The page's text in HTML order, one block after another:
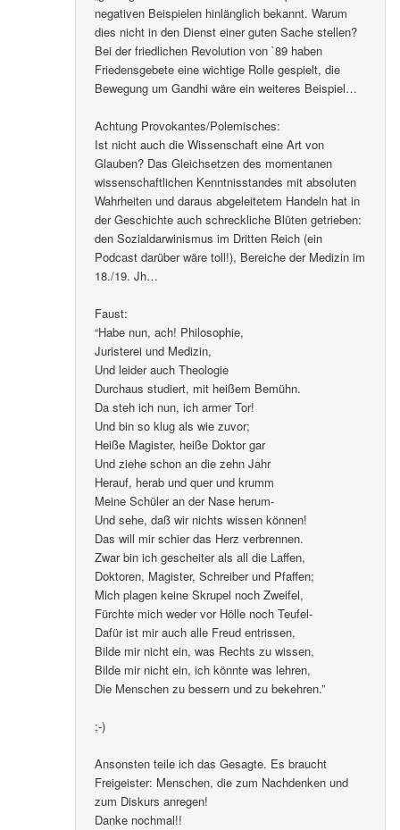
negativen Beispielen hinlänglich bekannt. Warum
dies nicht in den Dienst einer guten Sache stellen?
Bei der friedlichen Revolution von `89 haben
Friedensgebete eine wichtige Rolle gespielt, die
Bewegung um Gandhi wäre ein weiteres Beispiel…
Achtung Provokantes/Polemisches:
Ist nicht auch die Wissenschaft eine Art von
Glauben? Das Gleichsetzen des momentanen
wissenschaftlichen Kenntnisstandes mit absoluten
Wahrheiten und daraus abgeleitetem Handeln hat in
der Geschichte auch schreckliche Blüten getrieben:
den Sozialdarwinismus im Dritten Reich (ein
Podcast darüber wäre toll!), Bereiche der Medizin im
18./19. Jh…
Faust:
“Habe nun, ach! Philosophie,
Juristerei und Medizin,
Und leider auch Theologie
Durchaus studiert, mit heißem Bemühn.
Da steh ich nun, ich armer Tor!
Und bin so klug als wie zuvor;
Heiße Magister, heiße Doktor gar
Und ziehe schon an die zehn Jahr
Herauf, herab und quer und krumm
Meine Schüler an der Nase herum-
Und sehe, daß wir nichts wissen können!
Das will mir schier das Herz verbrennen.
Zwar bin ich gescheiter als all die Laffen,
Doktoren, Magister, Schreiber und Pfaffen;
Mich plagen keine Skrupel noch Zweifel,
Fürchte mich weder vor Hölle noch Teufel-
Dafür ist mir auch alle Freud entrissen,
Bilde mir nicht ein, was Rechts zu wissen,
Bilde mir nicht ein, ich könnte was lehren,
Die Menschen zu bessern und zu bekehren.”
;-)
Ansonsten teile ich das Gesagte. Es braucht
Freigeister: Menschen, die zum Nachdenken und
zum Diskurs anregen!
Danke nochmal!!